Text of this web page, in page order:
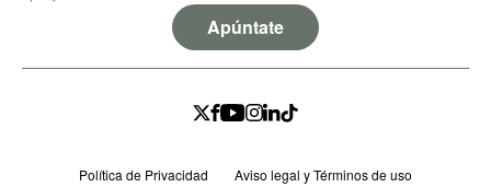
Apúntate
Política de Privacidad Aviso legal y Términos de uso